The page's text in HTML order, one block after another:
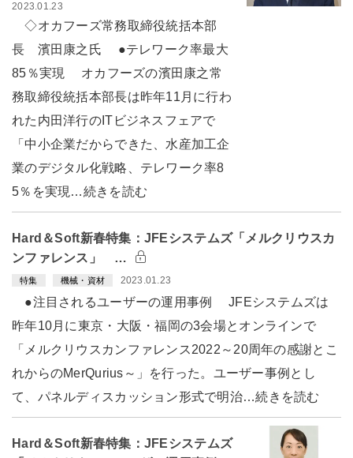
2023.01.23
◇オカフーズ常務取締役統括本部
長 濱田康之氏 ●テレワーク率最大
85％実現 オカフーズの濱田康之常
務取締役統括本部長は昨年11月に行わ
れた内田洋行のITビジネスフェアで
「中小企業だからできた、水産加工企
業のデジタル化戦略、テレワーク率8
5％を実現…続きを読む
Hard＆Soft新春特集：JFEシステムズ「メルクリウスカ
ンファレンス」 …
特集 機械・資材 2023.01.23
●注目されるユーザーの運用事例 JFEシステムズは
昨年10月に東京・大阪・福岡の3会場とオンラインで
「メルクリウスカンファレンス2022～20周年の感謝とこ
れからのMerQurius～」を行った。ユーザー事例とし
て、パネルディスカッション形式で明治…続きを読む
Hard＆Soft新春特集：JFEシステムズ